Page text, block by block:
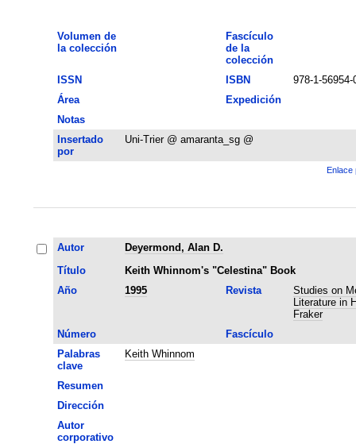
Volumen de
la colección
Fascículo
de la
colección
ISSN
ISBN
978-1-56954-
Área
Expedición
Notas
Insertado
por
Uni-Trier @ amaranta_sg @
Enlace
Autor
Deyermond, Alan D.
Título
Keith Whinnom's "Celestina" Book
Año
1995 Revista
Studies on
Literature in
Fraker
Número
Fascículo
Palabras
clave
Keith Whinnom
Resumen
Dirección
Autor
corporativo